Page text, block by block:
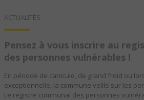
ACTUALITÉS
Pensez à vous inscrire au
des personnes vulnérables !
En période de canicule, de grand froid ou
exceptionnelle, la commune veille sur les
Le registre communal des personnes